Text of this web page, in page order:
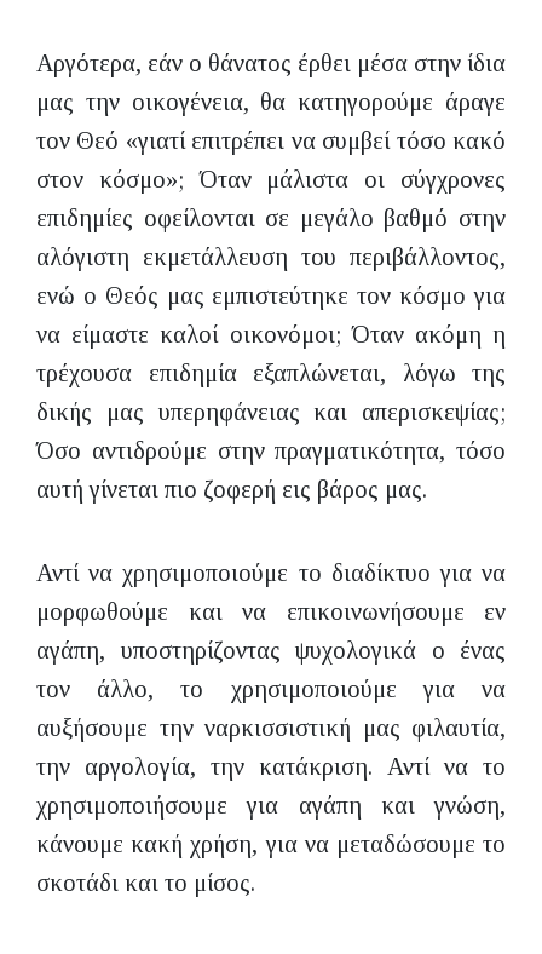
Αργότερα, εάν ο θάνατος έρθει μέσα στην ίδια
μας την οικογένεια, θα κατηγορούμε άραγε
τον Θεό «γιατί επιτρέπει να συμβεί τόσο κακό
στον κόσμο»; Όταν μάλιστα οι σύγχρονες
επιδημίες οφείλονται σε μεγάλο βαθμό στην
αλόγιστη εκμετάλλευση του περιβάλλοντος,
ενώ ο Θεός μας εμπιστεύτηκε τον κόσμο για
να είμαστε καλοί οικονόμοι; Όταν ακόμη η
τρέχουσα επιδημία εξαπλώνεται, λόγω της
δικής μας υπερηφάνειας και απερισκεψίας;
Όσο αντιδρούμε στην πραγματικότητα, τόσο
αυτή γίνεται πιο ζοφερή εις βάρος μας.
Αντί να χρησιμοποιούμε το διαδίκτυο για να
μορφωθούμε και να επικοινωνήσουμε εν
αγάπη, υποστηρίζοντας ψυχολογικά ο ένας
τον άλλο, το χρησιμοποιούμε για να
αυξήσουμε την ναρκισσιστική μας φιλαυτία,
την αργολογία, την κατάκριση. Αντί να το
χρησιμοποιήσουμε για αγάπη και γνώση,
κάνουμε κακή χρήση, για να μεταδώσουμε το
σκοτάδι και το μίσος.